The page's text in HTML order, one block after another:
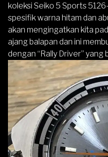
koleksi Seiko 5 Sports
spesifik warna hitam dan
akan mengingatkan kita
ajang balapan dan ini
dengan “Rally Driver” yang